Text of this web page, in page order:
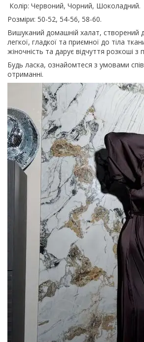
Колір: Червоний, Чорний, Шоколадний.
Розміри: 50-52, 54-56, 58-60.
Вишуканий домашній халат,
легкої, гладкої та приємної до тіла
жіночність та дарує відчуття розкоші з
Будь ласка, ознайомтеся з умовами
отриманні.